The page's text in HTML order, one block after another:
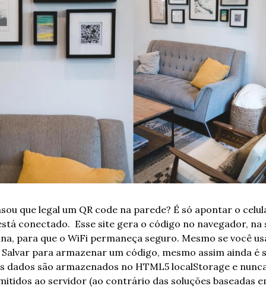
que legal um QR code na parede? É só apontar o
conectado.  Esse site gera o código no navegador, na
para que o WiFi permaneça seguro. Mesmo se você
para armazenar um código, mesmo assim ainda é
dados são armazenados no HTML5 localStorage e
ao servidor (ao contrário das soluções baseadas